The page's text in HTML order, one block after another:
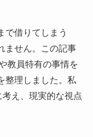
で借りてしまう
ません。この記事
教員特有の事情を
整理しました。私
考え、現実的な視点